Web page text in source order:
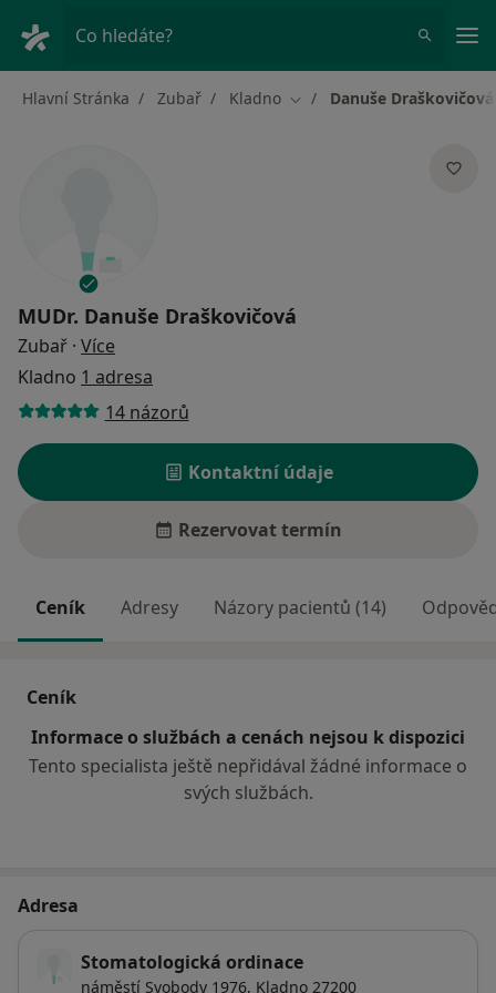
Co hledáte?
Hlavní Stránka Zubař Kladno Změna města
Danuše Draškovičová
MUDr. Danuše Draškovičová
Zubař · Více
Kladno 1 adresa
14 názorů
Kontaktní údaje
Rezervovat termín
Ceník Adresy Názory pacientů (14)
Ceník
Informace o službách a cenách nejsou k dispozici
Tento specialista ještě nepřidával žádné informace o
svých službách.
Adresa
Stomatologická ordinace
náměstí Svobody 1976, Kladno 27200